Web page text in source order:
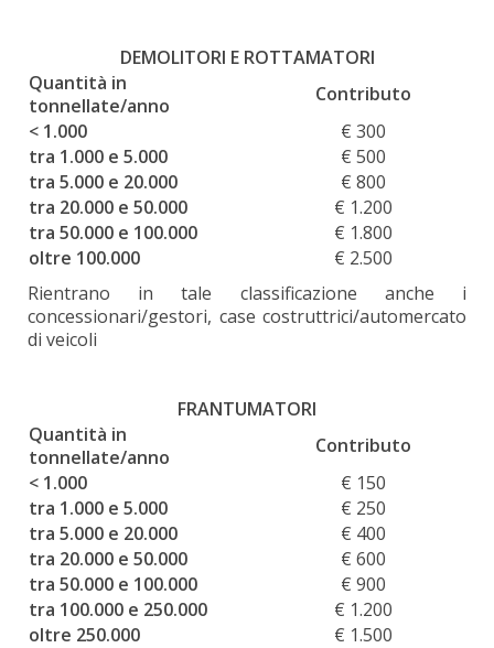
DEMOLITORI E ROTTAMATORI
Quantità in
tonnellate/anno
Contributo
< 1.000
€ 300
tra 1.000 e 5.000
€ 500
tra 5.000 e 20.000
€ 800
tra 20.000 e 50.000
€ 1.200
tra 50.000 e 100.000
€ 1.800
oltre 100.000
€ 2.500
Rientrano in tale classificazione anche i
concessionari/gestori, case costruttrici/automercato
di veicoli
FRANTUMATORI
Quantità in
tonnellate/anno
Contributo
< 1.000
€ 150
tra 1.000 e 5.000
€ 250
tra 5.000 e 20.000
€ 400
tra 20.000 e 50.000
€ 600
tra 50.000 e 100.000
€ 900
tra 100.000 e 250.000
€ 1.200
oltre 250.000
€ 1.500